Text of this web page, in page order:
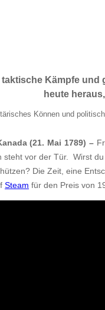
Kämpfe
heute
Können und
(21. Mai 1789) –
steht vor der Tür. Wirst
Die Zeit, eine
Steam für den Preis von